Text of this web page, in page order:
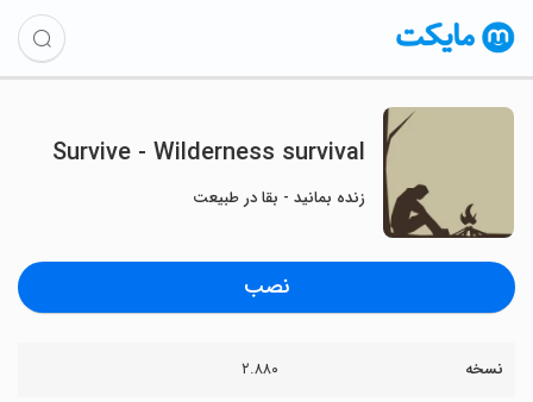
Survive - Wilderness survival
زنده بمانید - بقا در طبیعت
نصب
نسخه ۲.۸۸۰